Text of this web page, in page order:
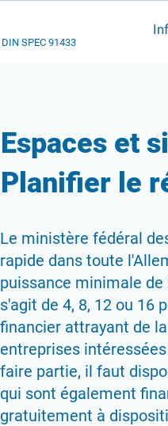
DIN SPEC 91433
Espaces et
Planifier le
Le ministère fédéral
rapide dans toute
puissance minimale
s'agit de 4, 8, 12 ou 16
financier attrayant de
entreprises
faire partie, il faut
qui sont également
gratuitement à